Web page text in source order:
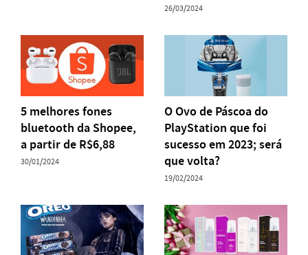
26/03/2024
5 melhores fones
bluetooth da Shopee,
a partir de R$6,88
30/01/2024
O Ovo de Páscoa do
PlayStation que foi
sucesso em 2023; será
que volta?
19/02/2024